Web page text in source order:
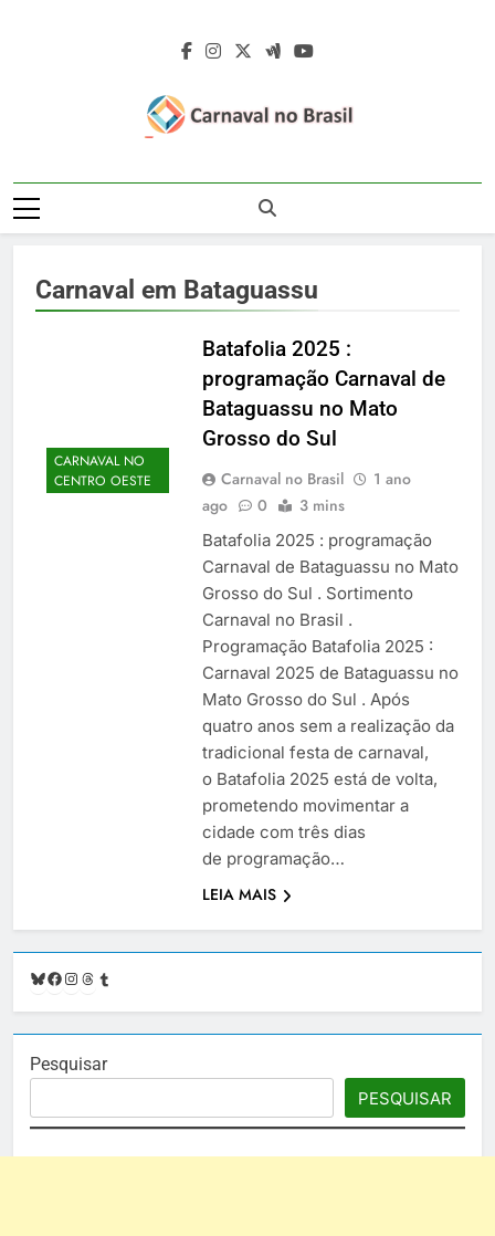
Carnaval No
Brasil 2027 –
2027 – Desfile
Das Escolas De
Samba
Rua 2027 – Desfile Das Escolas De
Samba – Fotos Carnaval 2026 – Blocos
Rainhas De Bateria – Famosos No
Carnaval
Carnaval em Bataguassu
CARNAVAL NO
CENTRO OESTE
Batafolia 2025 :
programação Carnaval de
Bataguassu no Mato
Grosso do Sul
Carnaval no Brasil
1 ano
ago
0 3 mins
Batafolia 2025 : programação
Carnaval de Bataguassu no Mato
Grosso do Sul . Sortimento
Carnaval no Brasil .
Programação Batafolia 2025 :
Carnaval 2025 de Bataguassu no
Mato Grosso do Sul . Após
quatro anos sem a realização da
tradicional festa de carnaval,
o Batafolia 2025 está de volta,
prometendo movimentar a
cidade com três dias
de programação…
LEIA MAIS
Bluesky
Facebook
Instagram
Threads
Pesquisar
PESQUISAR